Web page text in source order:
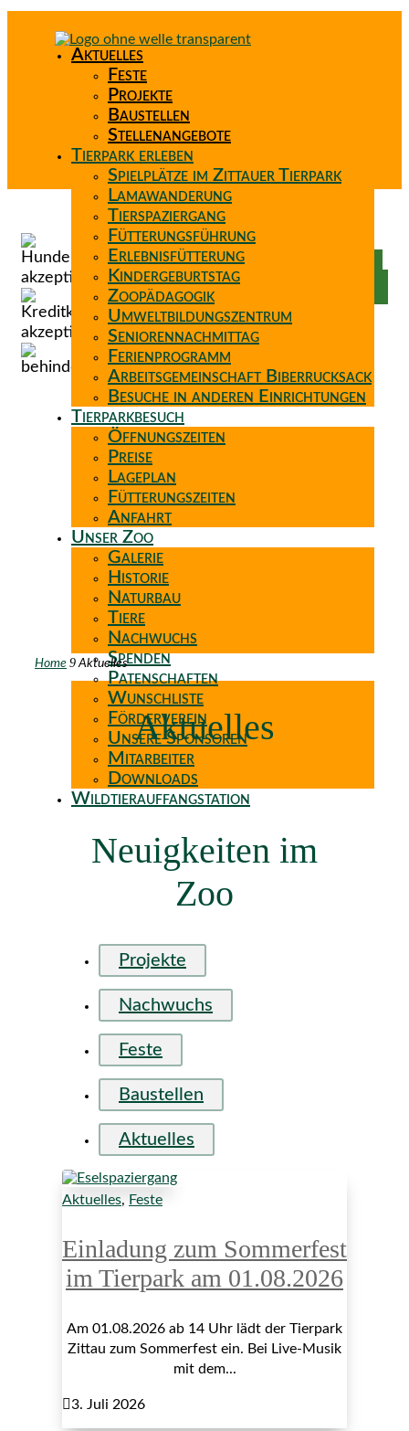
Aktuelles
Feste
Projekte
Baustellen
Stellenangebote
Tierpark erleben
Spielplätze im Zittauer Tierpark
Lamawanderung
Tierspaziergang
Fütterungsführung
Erlebnisfütterung
Kindergeburtstag
Zoopädagogik
Umweltbildungszentrum
Seniorennachmittag
Ferienprogramm
Arbeitsgemeinschaft Biberrucksack
Besuche in anderen Einrichtungen
Tierparkbesuch
Öffnungszeiten
Preise
Lageplan
Fütterungszeiten
Anfahrt
Unser Zoo
Galerie
Historie
Naturbau
Tiere
Nachwuchs
Spenden
Patenschaften
Wunschliste
Förderverein
Unsere Sponsoren
Mitarbeiter
Downloads
Wildtierauffangstation
Home 9 Aktuelles
Aktuelles
Neuigkeiten im
Zoo
Projekte
Nachwuchs
Feste
Baustellen
Aktuelles
Aktuelles, Feste
Einladung zum Sommerfest
im Tierpark am 01.08.2026
Am 01.08.2026 ab 14 Uhr lädt der Tierpark
Zittau zum Sommerfest ein. Bei Live-Musik
mit dem...
3. Juli 2026